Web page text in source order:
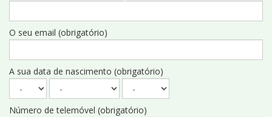
O seu email (obrigatório)
A sua data de nascimento (obrigatório)
Número de telemóvel (obrigatório)